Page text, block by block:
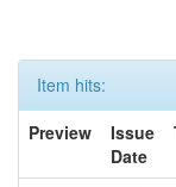
Item hits:
Preview
Issue
Date